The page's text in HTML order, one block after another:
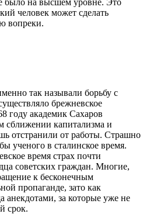
было на высшем уровне. Это
человек может сделать
вопреки.
так называли борьбу с
брежневское
году академик Сахаров
сближении капитализма и
отстранили от работы. Страшно
ученого в сталинское время.
время страх почти
советских граждан. Многие,
к бесконечным
пропаганде, зато как
анекдотами, за которые уже не
срок.